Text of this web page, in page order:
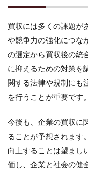
買収には多くの課題が
や競争力の強化につな
の選定から買収後の統
に抑えるための対策を
関する法律や規制にも
を行うことが重要です。
今後も、企業の買収に
ることが予想されます
向上することは望まし
価し、企業と社会の健